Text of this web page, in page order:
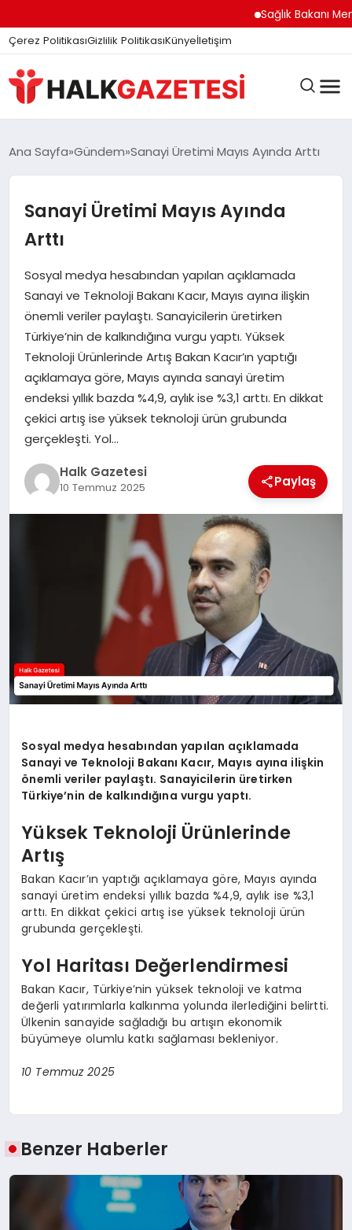
Sağlık Bakanı
Çerez PolitikasıGizlilik PolitikasıKünyeİletişim
DÜNYA
EĞITIM
GÜNDEM
MAGAZIN
SAĞLIK
SIYASET
YAŞAM
Ana Sayfa Gündem Sanayi Üretimi Mayıs Ayında Arttı
Sanayi Üretimi Mayıs Ayında
Arttı
Sosyal medya hesabından yapılan açıklamada
Sanayi ve Teknoloji Bakanı Kacır, Mayıs ayına ilişkin
önemli veriler paylaştı. Sanayicilerin üretirken
Türkiye’nin de kalkındığına vurgu yaptı. Yüksek
Teknoloji Ürünlerinde Artış Bakan Kacır’ın yaptığı
açıklamaya göre, Mayıs ayında sanayi üretim
endeksi yıllık bazda %4,9, aylık ise %3,1 arttı. En dikkat
çekici artış ise yüksek teknoloji ürün grubunda
gerçekleşti. Yol…
Halk Gazetesi
10 Temmuz 2025 Paylaş
Sosyal medya hesabından yapılan açıklamada
Sanayi ve Teknoloji Bakanı Kacır, Mayıs ayına ilişkin
önemli veriler paylaştı. Sanayicilerin üretirken
Türkiye’nin de kalkındığına vurgu yaptı.
Yüksek Teknoloji Ürünlerinde
Artış
Bakan Kacır’ın yaptığı açıklamaya göre, Mayıs ayında
sanayi üretim endeksi yıllık bazda %4,9, aylık ise %3,1
arttı. En dikkat çekici artış ise yüksek teknoloji ürün
grubunda gerçekleşti.
Yol Haritası Değerlendirmesi
Bakan Kacır, Türkiye’nin yüksek teknoloji ve katma
değerli yatırımlarla kalkınma yolunda ilerlediğini belirtti.
Ülkenin sanayide sağladığı bu artışın ekonomik
büyümeye olumlu katkı sağlaması bekleniyor.
10 Temmuz 2025
Benzer Haberler